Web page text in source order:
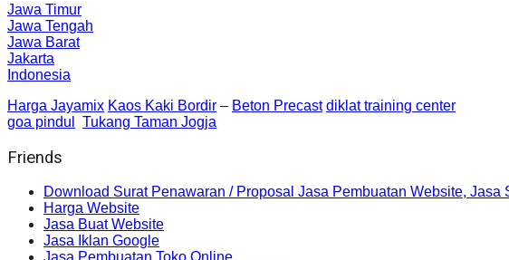
Jawa Timur
Jawa Tengah
Jawa Barat
Jakarta
Indonesia
Harga Jayamix Kaos Kaki Bordir – Beton Precast diklat training center
goa pindul
Tukang Taman Jogja
Friends
Download Surat Penawaran / Proposal Jasa Pembuatan Website, Jasa
Harga Website
Jasa Buat Website
Jasa Iklan Google